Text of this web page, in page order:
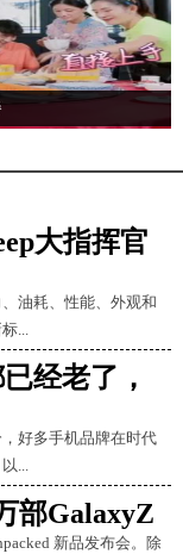
大指挥官
油耗、性能、外观和
...
经老了，
好多手机品牌在时代
...
部GalaxyZ
新品发布会。除